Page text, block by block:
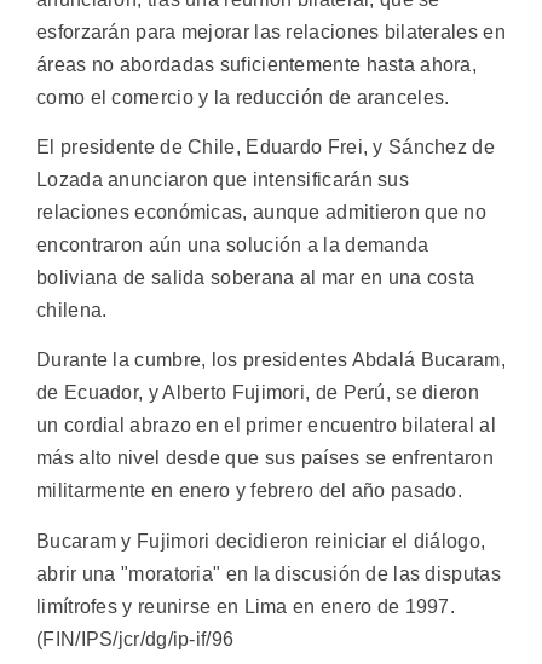
esforzarán para mejorar las relaciones bilaterales en
áreas no abordadas suficientemente hasta ahora,
como el comercio y la reducción de aranceles.
El presidente de Chile, Eduardo Frei, y Sánchez de
Lozada anunciaron que intensificarán sus
relaciones económicas, aunque admitieron que no
encontraron aún una solución a la demanda
boliviana de salida soberana al mar en una costa
chilena.
Durante la cumbre, los presidentes Abdalá Bucaram,
de Ecuador, y Alberto Fujimori, de Perú, se dieron
un cordial abrazo en el primer encuentro bilateral al
más alto nivel desde que sus países se enfrentaron
militarmente en enero y febrero del año pasado.
Bucaram y Fujimori decidieron reiniciar el diálogo,
abrir una "moratoria" en la discusión de las disputas
limítrofes y reunirse en Lima en enero de 1997.
(FIN/IPS/jcr/dg/ip-if/96